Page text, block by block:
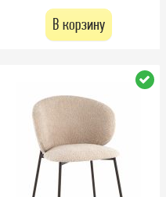
В корзину